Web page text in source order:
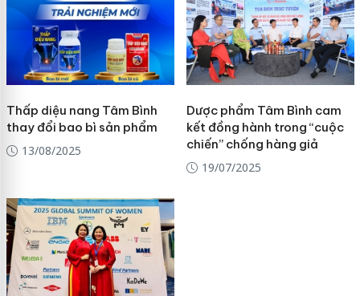
Thấp diệu nang Tâm Bình
thay đổi bao bì sản phẩm
13/08/2025
Dược phẩm Tâm Bình cam
kết đồng hành trong “cuộc
chiến” chống hàng giả
19/07/2025